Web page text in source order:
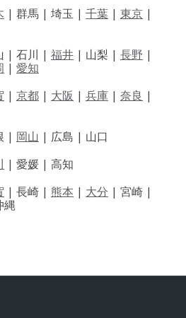
| 群馬 | 埼玉 | 千葉 | 東京 |
| 石川 | 福井 | 山梨 | 長野 |
| 愛知
| 京都 | 大阪 | 兵庫 | 奈良 |
| 岡山 | 広島 | 山口
| 愛媛 | 高知
| 長崎 | 熊本 | 大分 | 宮崎 |
縄